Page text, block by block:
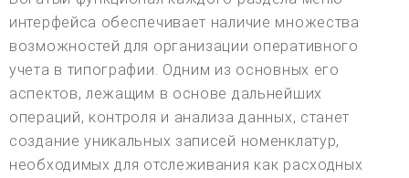
интерфейса обеспечивает наличие множества
возможностей для организации оперативного
учета в типографии. Одним из основных его
аспектов, лежащим в основе дальнейших
операций, контроля и анализа данных, станет
создание уникальных записей номенклатур,
необходимых для отслеживания как расходных